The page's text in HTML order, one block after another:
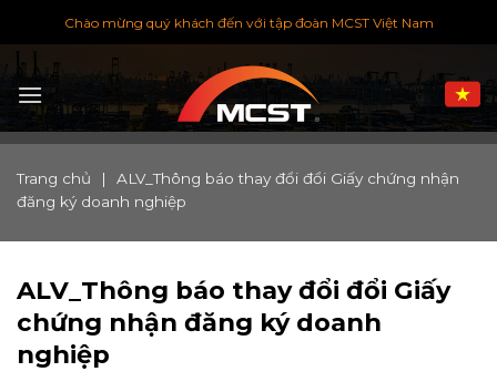
đến
nội
dung
Chào mừng quý khách đến với tập đoàn MCST Việt Nam
Trang chủ |
ALV_Thông báo thay đổi đổi Giấy chứng nhận
đăng ký doanh nghiệp
ALV_Thông báo thay đổi đổi Giấy
chứng nhận đăng ký doanh
nghiệp